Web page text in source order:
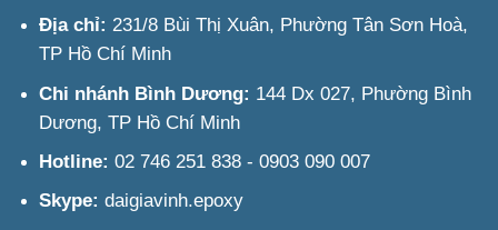
An
năm
Địa chỉ: 231/8 Bùi Thị Xuân, Phường Tân Sơn Hoà,
TP Hồ Chí Minh
Chi nhánh Bình Dương: 144 Dx 027, Phường Bình
Dương, TP Hồ Chí Minh
Hotline: 02 746 251 838 - 0903 090 007
Skype: daigiavinh.epoxy